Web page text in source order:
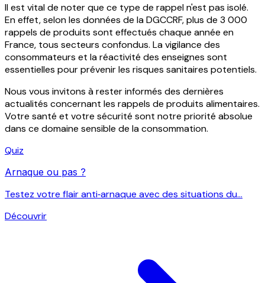
Il est vital de noter que ce type de rappel n'est pas isolé.
En effet, selon les données de la DGCCRF, plus de 3 000
rappels de produits sont effectués chaque année en
France, tous secteurs confondus. La vigilance des
consommateurs et la réactivité des enseignes sont
essentielles pour prévenir les risques sanitaires potentiels.
Nous vous invitons à rester informés des dernières
actualités concernant les rappels de produits alimentaires.
Votre santé et votre sécurité sont notre priorité absolue
dans ce domaine sensible de la consommation.
Quiz
Arnaque ou pas ?
Testez votre flair anti‑arnaque avec des situations du...
Découvrir